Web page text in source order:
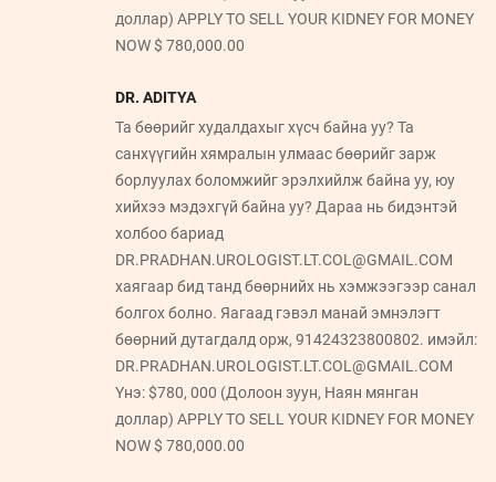
доллар) APPLY TO SELL YOUR KIDNEY FOR MONEY
NOW $ 780,000.00
DR. ADITYA
Та бөөрийг худалдахыг хүсч байна уу? Та
санхүүгийн хямралын улмаас бөөрийг зарж
борлуулах боломжийг эрэлхийлж байна уу, юу
хийхээ мэдэхгүй байна уу? Дараа нь бидэнтэй
холбоо бариад
DR.PRADHAN.UROLOGIST.LT.COL@GMAIL.COM
хаягаар бид танд бөөрнийх нь хэмжээгээр санал
болгох болно. Яагаад гэвэл манай эмнэлэгт
бөөрний дутагдалд орж, 91424323800802. имэйл:
DR.PRADHAN.UROLOGIST.LT.COL@GMAIL.COM
Yнэ: $780, 000 (Долоон зуун, Наян мянган
доллар) APPLY TO SELL YOUR KIDNEY FOR MONEY
NOW $ 780,000.00